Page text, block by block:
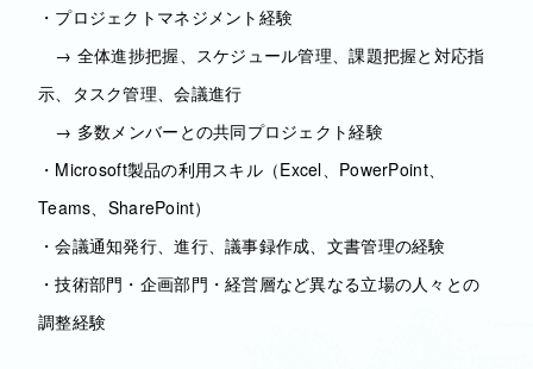
・プロジェクトマネジメント経験
→ 全体進捗把握、スケジュール管理、課題把握と対応指
示、タスク管理、会議進行
→ 多数メンバーとの共同プロジェクト経験
・Microsoft製品の利用スキル（Excel、PowerPoint、
Teams、SharePoint）
・会議通知発行、進行、議事録作成、文書管理の経験
・技術部門・企画部門・経営層など異なる立場の人々との
調整経験